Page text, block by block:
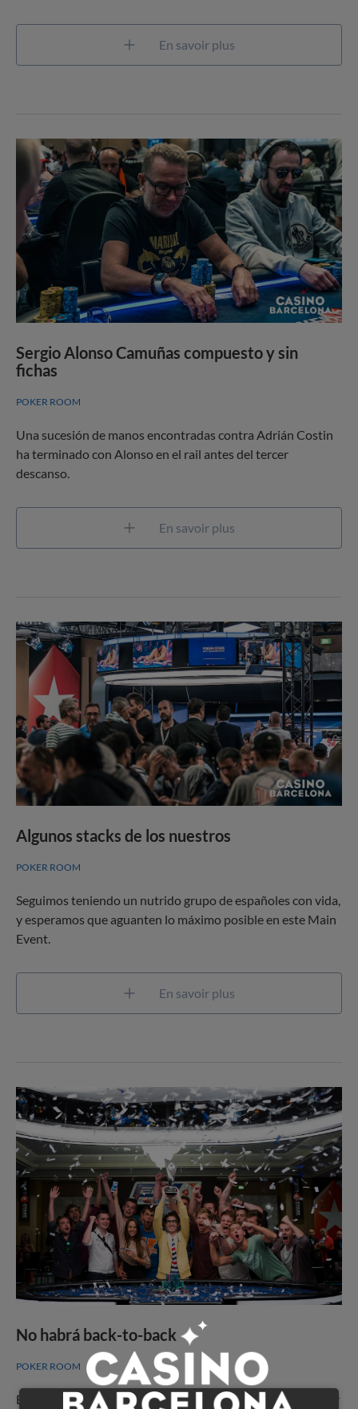
En savoir plus
Sergio Alonso Camuñas compuesto y sin
fichas
POKER ROOM
Una sucesión de manos encontradas contra Adrián Costin
ha terminado con Alonso en el rail antes del tercer
descanso.
En savoir plus
Algunos stacks de los nuestros
POKER ROOM
Seguimos teniendo un nutrido grupo de españoles con vida,
y esperamos que aguanten lo máximo posible en este Main
Event.
En savoir plus
No habrá back-to-back
POKER ROOM
El último campeón del Main Event del European Poker Tour